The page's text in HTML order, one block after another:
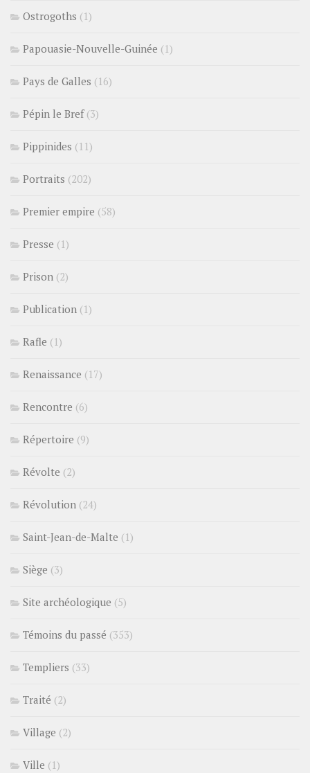
Ostrogoths (1)
Papouasie-Nouvelle-Guinée (1)
Pays de Galles (16)
Pépin le Bref(3)
Pippinides (11)
Portraits (202)
Premier empire (58)
Presse (1)
Prison (2)
Publication (1)
Rafle (1)
Renaissance (17)
Rencontre (6)
Répertoire (9)
Révolte (2)
Révolution (24)
Saint-Jean-de-Malte (1)
Siège (3)
Site archéologique (5)
Témoins du passé (353)
Templiers (33)
Traité (2)
Village (2)
Ville (1)